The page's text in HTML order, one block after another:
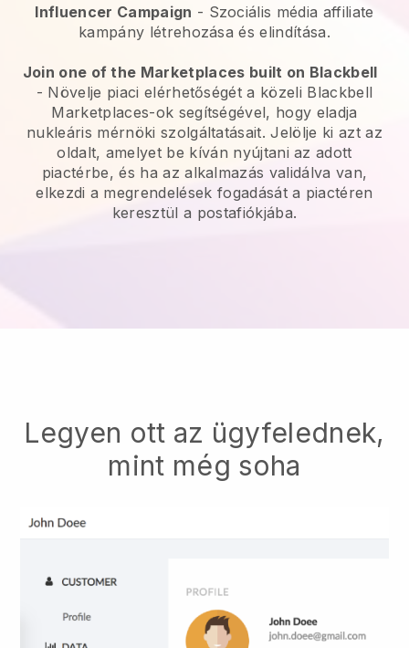
Influencer Campaign - Szociális média affiliate
kampány létrehozása és elindítása.
Join one of the Marketplaces built on Blackbell
- Növelje piaci elérhetőségét a közeli Blackbell
Marketplaces-ok segítségével, hogy eladja
nukleáris mérnöki szolgáltatásait. Jelölje ki azt az
oldalt, amelyet be kíván nyújtani az adott
piactérbe, és ha az alkalmazás validálva van,
elkezdi a megrendelések fogadását a piactéren
keresztül a postafiókjába.
Legyen ott az ügyfelednek,
mint még soha